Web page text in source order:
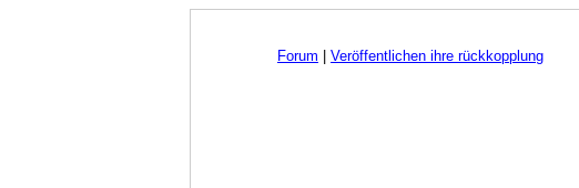
Forum Veröffentlichen ihre rückkopplung